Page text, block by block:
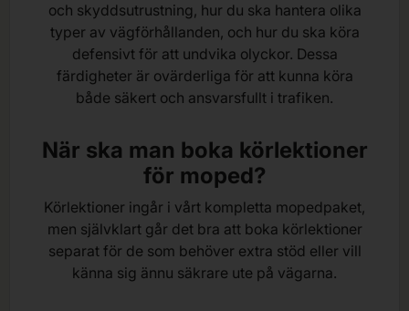
och skyddsutrustning, hur du ska hantera olika
typer av vägförhållanden, och hur du ska köra
defensivt för att undvika olyckor. Dessa
färdigheter är ovärderliga för att kunna köra
både säkert och ansvarsfullt i trafiken.
När ska man boka körlektioner
för moped?
Körlektioner ingår i vårt kompletta mopedpaket,
men självklart går det bra att boka körlektioner
separat för de som behöver extra stöd eller vill
känna sig ännu säkrare ute på vägarna.